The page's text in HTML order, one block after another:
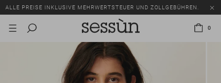
ALLE PREISE INKLUSIVE MEHRWERTSTEUER UND ZOLLGEBÜHREN.
SALE: BIS ZU -50% AUF EINE AUSWAHL AN ARTIKELN.
0